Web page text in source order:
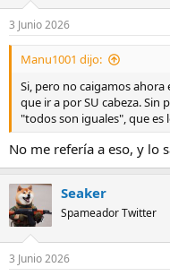
3 Junio 2026
Manu1001 dijo:
Si, pero no caigamos ahora
que ir a por SU cabeza.
"todos son iguales", que es
No me refería a eso, y lo
Seaker
Spameador Twitter
3 Junio 2026